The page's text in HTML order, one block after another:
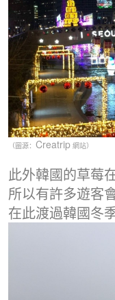
（圖源： Creatrip 網站）
此外韓國的草莓
所以有許多遊客
在此渡過韓國冬